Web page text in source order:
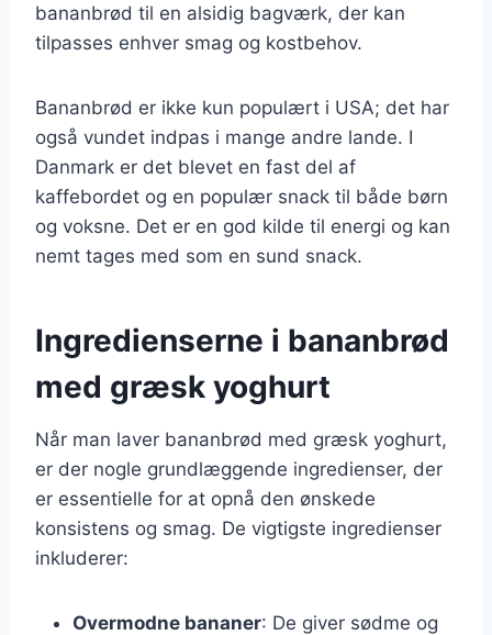
bananbrød til en alsidig bagværk, der kan
tilpasses enhver smag og kostbehov.
Bananbrød er ikke kun populært i USA; det har
også vundet indpas i mange andre lande. I
Danmark er det blevet en fast del af
kaffebordet og en populær snack til både børn
og voksne. Det er en god kilde til energi og kan
nemt tages med som en sund snack.
Ingredienserne i bananbrød
med græsk yoghurt
Når man laver bananbrød med græsk yoghurt,
er der nogle grundlæggende ingredienser, der
er essentielle for at opnå den ønskede
konsistens og smag. De vigtigste ingredienser
inkluderer:
Overmodne bananer: De giver sødme og